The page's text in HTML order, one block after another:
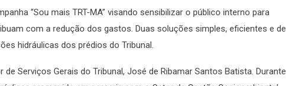
“Sou mais TRT-MA” visando sensibilizar o público interno para
com a redução dos gastos. Duas soluções simples, eficientes e de
hidráulicas dos prédios do Tribunal.
Serviços Gerais do Tribunal, José de Ribamar Santos Batista. Durante